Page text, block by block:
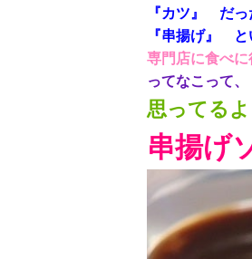
『カツ』 だ
『串揚げ』
専門店に食べに
ってなこって、
思ってる
串揚げ